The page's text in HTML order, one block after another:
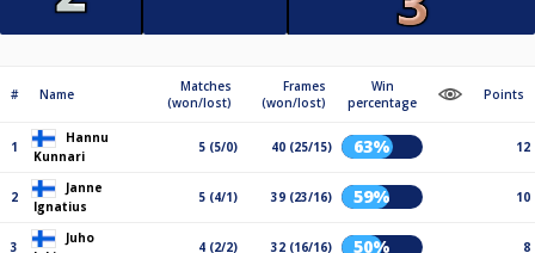
# Name
Matches
(won/lost)
Frames
(won/lost)
Win
percentage
Points
1
Hannu
Kunnari
5 (5/0) 40 (25/15) 63% 12
2
Janne
Ignatius
5 (4/1) 39 (23/16) 59% 10
3
Juho
4 (2/2) 32 (16/16) 50% 8